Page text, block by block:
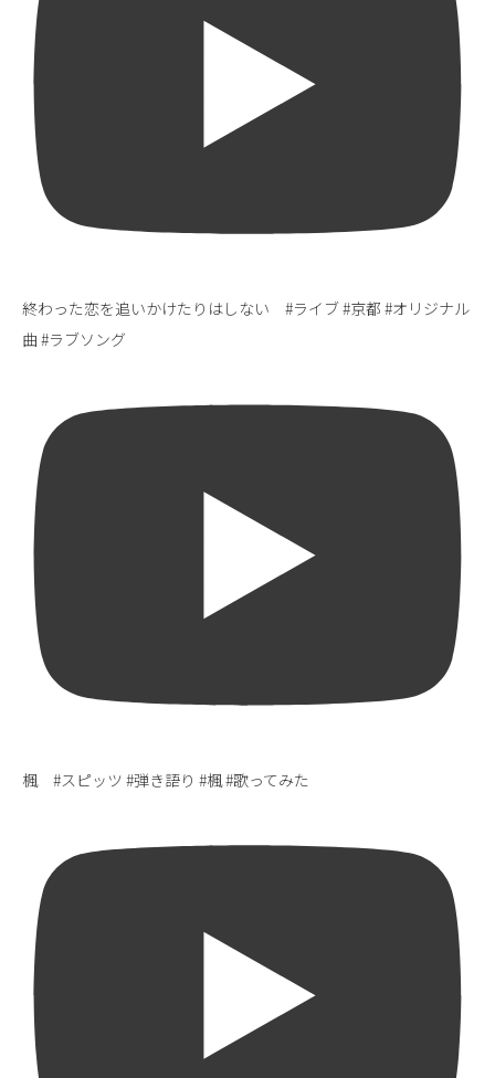
終わった恋を追いかけたりはしない #ライブ #京都 #オリジナル
曲 #ラブソング
楓 #スピッツ #弾き語り #楓 #歌ってみた